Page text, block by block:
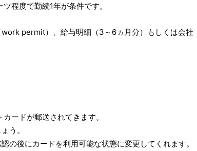
程度で勤続1年が条件です。
permit）、給与明細（3～6ヵ月分）もしくは会社
ードが郵送されてきます。
う。
の後にカードを利用可能な状態に変更してくれます。